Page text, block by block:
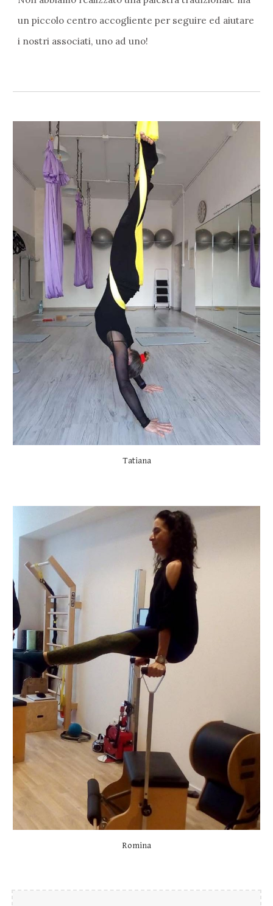
un piccolo centro accogliente per seguire ed aiutare
i nostri associati, uno ad uno!
Tatiana
Romina